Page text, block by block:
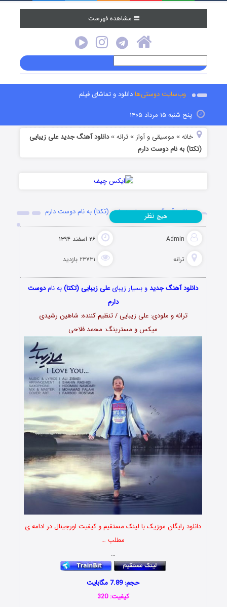
مشاهده فهرست
وب‌سایت دوستی‌هادانلود و تماشای فیلم
پنج شنبه ۱۵ مرداد ۱۴۰۵
خانه » موسیقی و آواز »ترانه »دانلود آهنگ جدید علی زیبایی
(تکتا) به نام دوست دارم
دانلود آهنگ جدید علی زیبایی (تکتا) به نام دوست دارم
Admin ۲۶ اسفند ۱۳۹۴
ترانه ۲۳۷۳۱ بازدید
هیچ نظر
دانلود آهنگ جدیدو بسیار زیبایعلی زیبایی (تکتا)به نامدوست
دارم
ترانه و ملودی: علی زیبایی / تنظیم کننده: شاهین رشیدی
میکس و مسترینگ: محمد فلاحی
دانلود رایگان موزیک با لینک مستقیم و کیفیت اورجینال در ادامه ی
مطلب …
…
حجم: 7.89 مگابایت
کیفیت: 320